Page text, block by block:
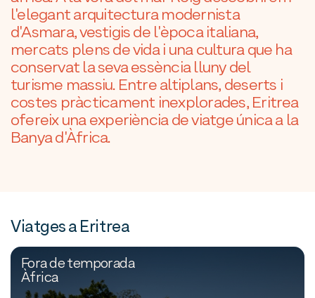
l'elegant arquitectura modernista
d'Asmara, vestigis de l'època italiana,
mercats plens de vida i una cultura que ha
conservat la seva essència lluny del
turisme massiu. Entre altiplans, deserts i
costes pràcticament inexplorades, Eritrea
ofereix una experiència de viatge única a la
Banya d'Àfrica.
Viatges a Eritrea
Fora de temporada
Àfrica